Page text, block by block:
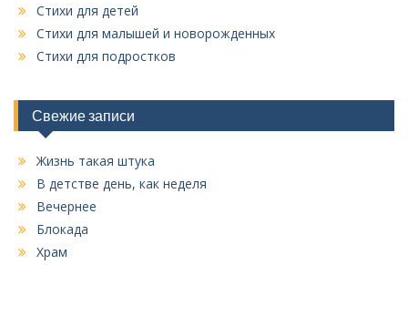
Стихи для детей
Стихи для малышей и новорожденных
Стихи для подростков
Свежие записи
Жизнь такая штука
В детстве день, как неделя
Вечернее
Блокада
Храм